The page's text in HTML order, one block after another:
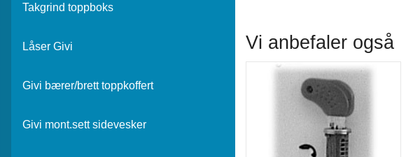
Takgrind toppboks
Låser Givi
Givi bærer/brett toppkoffert
Givi mont.sett sidevesker
Vi anbefaler også